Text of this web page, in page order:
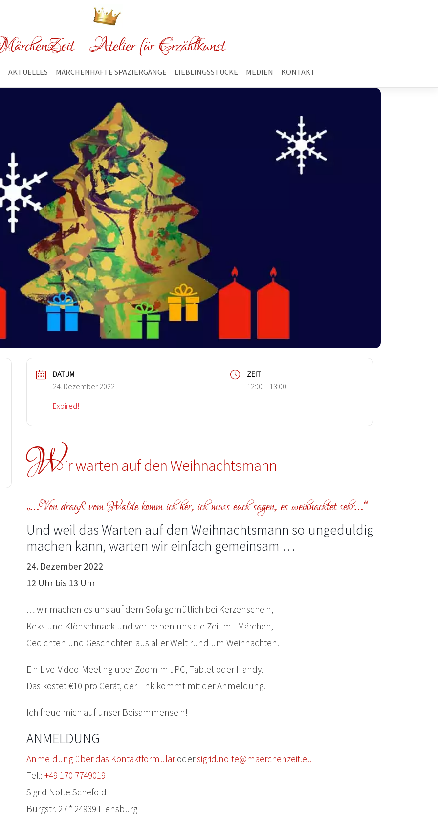
- Atelier für Erzählkunst
AKTUELLES MÄRCHENHAFTE SPAZIERGÄNGE LIEBLINGSSTÜCKE MEDIEN KONTAKT
DATUM
24. Dezember 2022
Expired!
ZEIT
12:00 - 13:00
Wir warten auf den Weihnachtsmann
„…Von drauß vom Walde komm ich her, ich muss euch sagen, es weihnachtet sehr…“
Und weil das Warten auf den Weihnachtsmann so ungeduldig
machen kann, warten wir einfach gemeinsam …
24. Dezember 2022
12 Uhr bis 13 Uhr
… wir machen es uns auf dem Sofa gemütlich bei Kerzenschein,
Keks und Klönschnack und vertreiben uns die Zeit mit Märchen,
Gedichten und Geschichten aus aller Welt rund um Weihnachten.
Ein Live-Video-Meeting über Zoom mit PC, Tablet oder Handy.
Das kostet €10 pro Gerät, der Link kommt mit der Anmeldung.
Ich freue mich auf unser Beisammensein!
ANMELDUNG
Anmeldung über das Kontaktformularodersigrid.nolte@maerchenzeit.eu
Tel.: +49 170 7749019
Sigrid Nolte Schefold
Burgstr. 27 * 24939 Flensburg